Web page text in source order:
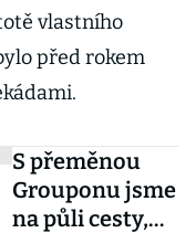
vlastního
před rokem
S přeměnou
Grouponu jsme
na půli cesty,